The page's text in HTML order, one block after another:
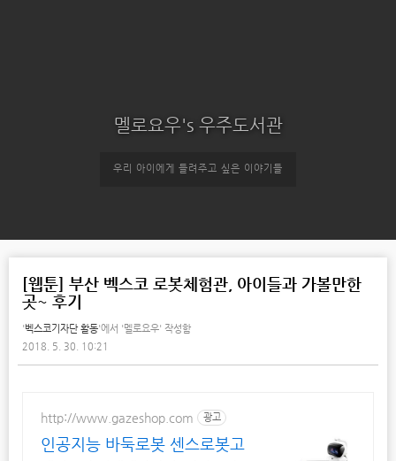
멜로요우's 우주도서관
우리 아이에게 들려주고 싶은 이야기들
[웹툰] 부산 벡스코 로봇체험관, 아이들과 가볼만한
곳~ 후기
'벡스코기자단 활동'에서 '멜로요우' 작성함
2018. 5. 30. 10:21
http://www.gazeshop.com 광고
인공지능 바둑로봇 센스로봇고